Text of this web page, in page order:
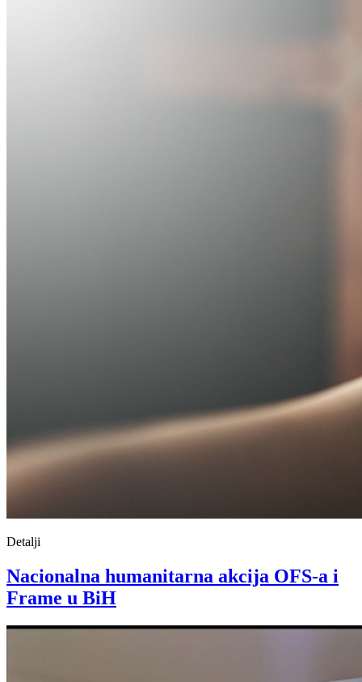
Detalji
Nacionalna humanitarna akcija OFS-a i
Frame u BiH